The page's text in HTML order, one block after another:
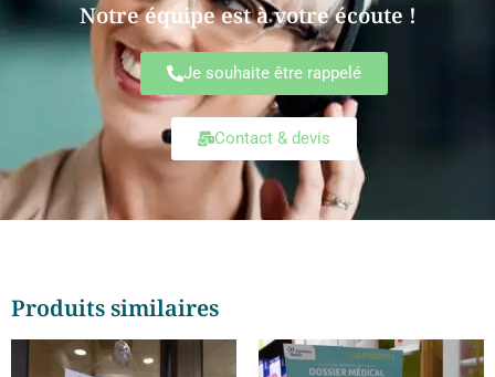
Notre équipe est à votre écoute !
Je souhaite être rappelé
Contact & devis
Produits similaires